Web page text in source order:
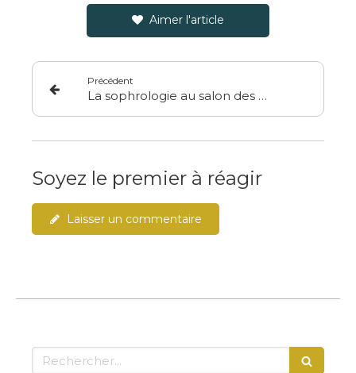
Aimer l'article
Précédent
La sophrologie au salon des Médecines douces 2025
Soyez le premier à réagir
Laisser un commentaire
Rechercher